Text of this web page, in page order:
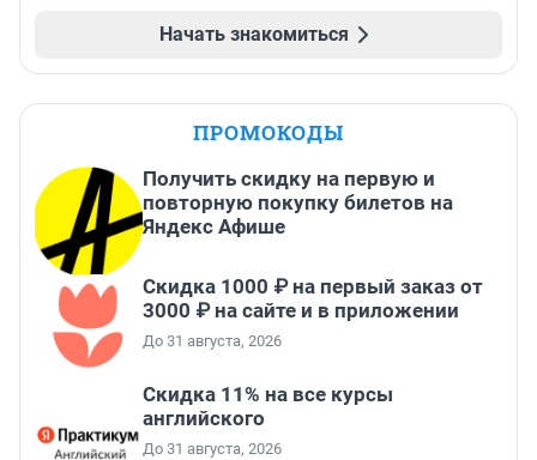
Начать знакомиться
ПРОМОКОДЫ
Получить скидку на первую и
повторную покупку билетов на
Яндекс Афише
Скидка 1000 ₽ на первый заказ от
3000 ₽ на сайте и в приложении
До 31 августа, 2026
Скидка 11% на все курсы
английского
До 31 августа, 2026